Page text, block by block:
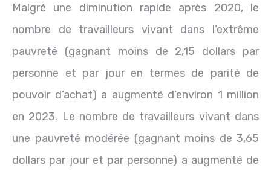
Malgré une diminution rapide après 2020, le
nombre de travailleurs vivant dans l’extrême
pauvreté (gagnant moins de 2,15 dollars par
personne et par jour en termes de parité de
pouvoir d’achat) a augmenté d’environ 1 million
en 2023. Le nombre de travailleurs vivant dans
une pauvreté modérée (gagnant moins de 3,65
dollars par jour et par personne) a augmenté de